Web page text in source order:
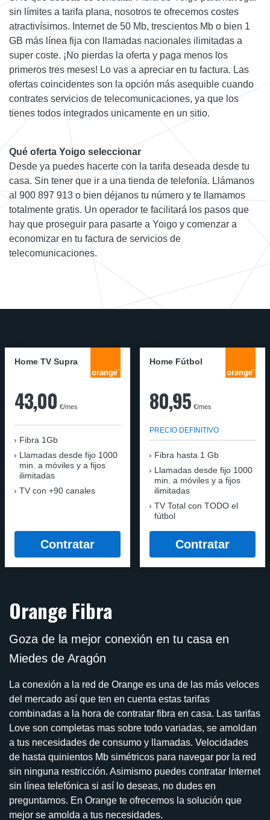
sin límites a tarifa plana, nosotros te ofrecemos costes
atractivísimos. Internet de 50 Mb, trescientos Mb o bien 1
GB más línea fija con llamadas nacionales ilimitadas a
super coste. ¡No pierdas la oferta y paga menos los
primeros tres meses! Lo vas a apreciar en tu factura. Las
ofertas coincidentes son la opción más asequible cuando
contrates servicios de telecomunicaciones, ya que los
tienes todos integrados unicamente en un sitio.
Qué oferta Yoigo seleccionar
Desde ya puedes hacerte con la tarifa deseada desde tu
casa. Sin tener que ir a una tienda de telefonía. Llámanos
al 900 897 913 o bien déjanos tu número y te llamamos
totalmente gratis. Un operador te facilitará los pasos que
hay que proseguir para pasarte a Yoigo y comenzar a
economizar en tu factura de servicios de
telecomunicaciones.
Home TV Supra
43,00 €/mes
Fibra 1Gb
Llamadas desde fijo 1000
min. a móviles y a fijos
ilimitadas
TV con +90 canales
Contratar
Home Fútbol
80,95 €/mes
PRECIO DEFINITIVO
Fibra hasta 1 Gb
Llamadas desde fijo 1000
min. a móviles y a fijos
ilimitadas
TV Total con TODO el
fútbol
Contratar
Orange Fibra
Goza de la mejor conexión en tu casa en
Miedes de Aragón
La conexión a la red de Orange es una de las más veloces
del mercado así que ten en cuenta estas tarifas
combinadas a la hora de contratar fibra en casa. Las tarifas
Love son completas mas sobre todo variadas, se amoldan
a tus necesidades de consumo y llamadas. Velocidades
de hasta quinientos Mb simétricos para navegar por la red
sin ninguna restricción. Asimismo puedes contratar Internet
sin línea telefónica si así lo deseas, no dudes en
preguntarnos. En Orange te ofrecemos la solución que
mejor se amolda a tus necesidades.